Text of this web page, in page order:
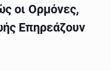
οι Ορμόνες,
Επηρεάζουν